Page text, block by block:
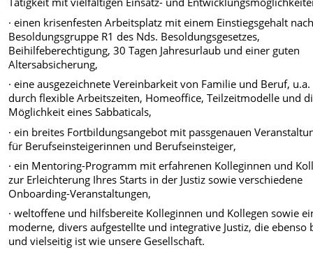
·einen krisenfesten Arbeitsplatz mit einem Einstiegsgehalt
Besoldungsgruppe R1 des Nds. Besoldungsgesetzes,
Beihilfeberechtigung, 30 Tagen Jahresurlaub und einer guten
Altersabsicherung,
·eine ausgezeichnete Vereinbarkeit von Familie und Beruf, u.a.
durch flexible Arbeitszeiten, Homeoffice,Teilzeitmodelle und
Möglichkeit eines Sabbaticals,
·ein breites Fortbildungsangebot mit passgenauen
für Berufseinsteigerinnen und Berufseinsteiger,
·ein Mentoring-Programm mit erfahrenen Kolleginnen und
zur Erleichterung Ihres Starts in der Justiz sowie verschiedene
Onboarding-Veranstaltungen,
·weltoffene und hilfsbereite Kolleginnen und Kollegen sowie
moderne, divers aufgestellte und integrative Justiz, die ebenso
und vielseitig ist wie unsere Gesellschaft.